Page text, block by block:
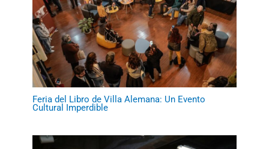
Feria del Libro de Villa Alemana: Un Evento
Cultural Imperdible